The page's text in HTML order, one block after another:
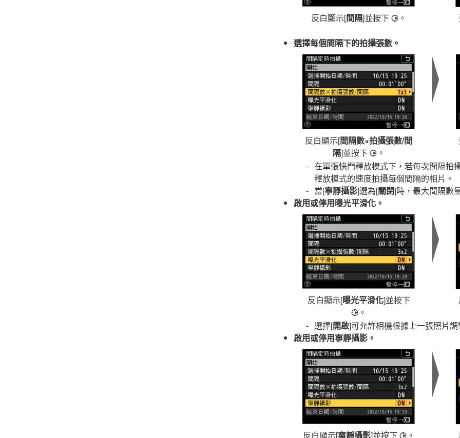
反白顯示[間隔]並按下 2。
選擇每個間隔下的拍攝張數。
反白顯示[間隔數×拍攝張數/間
隔]並按下 2。
在單張快門釋放模式下，若每次間隔拍
釋放模式的速度拍攝每個間隔的相片。
當[寧靜攝影]選為[關閉]時，最大間隔數
啟用或停用曝光平滑化。
反白顯示[曝光平滑化]並按下
2。
選擇[開啟]可允許相機根據上一張照片
啟用或停用寧靜攝影。
反白顯示[寧靜攝影]並按下 2。